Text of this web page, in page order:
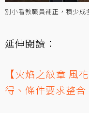
別小看教職員補正，積少成
延伸閱讀：
【火焰之紋章
得、條件要求整合